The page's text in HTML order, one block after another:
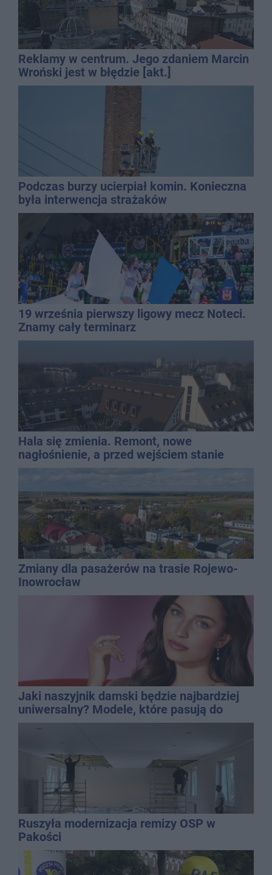
Reklamy w centrum. Jego zdaniem Marcin
Wroński jest w błędzie [akt.]
Podczas burzy ucierpiał komin. Konieczna
była interwencja strażaków
19 września pierwszy ligowy mecz Noteci.
Znamy cały terminarz
Hala się zmienia. Remont, nowe
nagłośnienie, a przed wejściem stanie
QEMETICA ARENA
Zmiany dla pasażerów na trasie Rojewo-
Inowrocław
Jaki naszyjnik damski będzie najbardziej
uniwersalny? Modele, które pasują do
wielu stylizacji
Ruszyła modernizacja remizy OSP w
Pakości